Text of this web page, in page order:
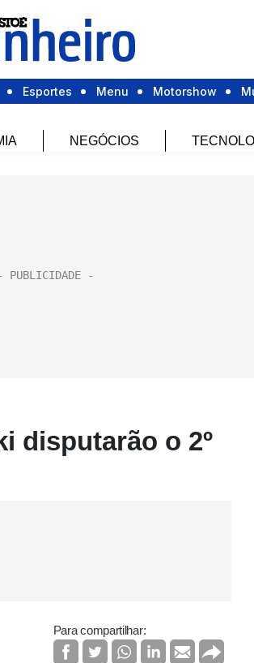
Esportes Menu Motorshow
NEGÓCIOS
disputarão o 2º
Para compartilhar: